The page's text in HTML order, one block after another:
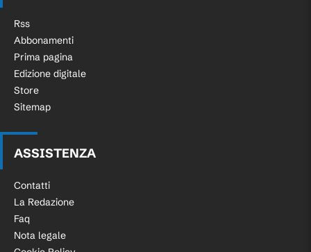
Rss
Abbonamenti
Prima pagina
Edizione digitale
Store
Sitemap
ASSISTENZA
Contatti
La Redazione
Faq
Nota legale